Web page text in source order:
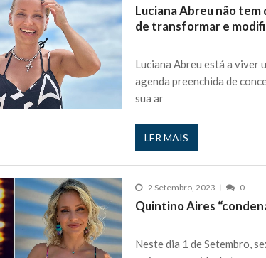
Luciana Abreu não tem
de transformar e
Luciana Abreu está a viver
agenda preenchida de
sua ar
LER MAIS
2 Setembro, 2023 0
Quintino Aires
Neste dia 1 de Setembro,